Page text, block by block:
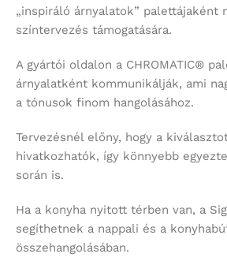
„inspiráló árnyalatok” palettájaként
színtervezés támogatására.
A gyártói oldalon a CHROMATIC®
árnyalatként kommunikálják, ami
a tónusok finom hangolásához.
Tervezésnél előny, hogy a
hivatkozhatók, így könnyebb
során is.
Ha a konyha nyitott térben van, a
segíthetnek a nappali és a
összehangolásában.